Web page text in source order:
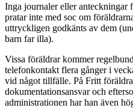
Inga journaler eller anteckningar
pratar inte med soc om
uttryckligen godkänts av dem
barn far illa).
Vissa föräldrar kommer
telefonkontakt flera gånger i
vid något tillfälle. På Fritt
dokumentationsansvar och
administrationen har han även